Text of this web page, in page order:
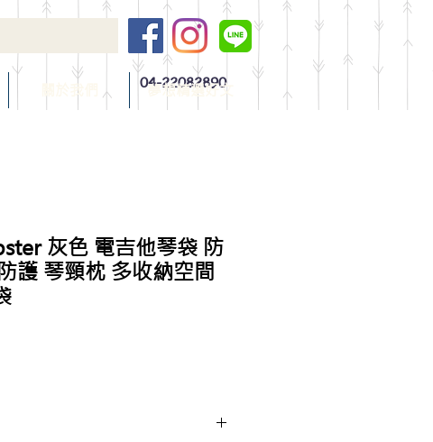
04-22082890
關於我們 夢想精選好文
灰色 電吉他琴袋 防
護 琴頸枕 多收納空間